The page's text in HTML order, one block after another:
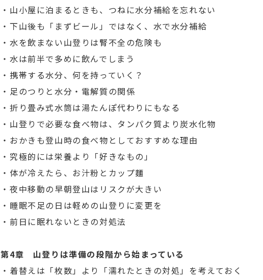
・山小屋に泊まるときも、つねに水分補給を忘れない
・下山後も「まずビール」ではなく、水で水分補給
・水を飲まない山登りは腎不全の危険も
・水は前半で多めに飲んでしまう
・携帯する水分、何を持っていく？
・足のつりと水分・電解質の関係
・折り畳み式水筒は湯たんぽ代わりにもなる
・山登りで必要な食べ物は、タンパク質より炭水化物
・おかきも登山時の食べ物としておすすめな理由
・究極的には栄養より「好きなもの」
・体が冷えたら、お汁粉とカップ麵
・夜中移動の早朝登山はリスクが大きい
・睡眠不足の日は軽めの山登りに変更を
・前日に眠れないときの対処法
第4章 山登りは準備の段階から始まっている
・着替えは「枚数」より「濡れたときの対処」を考えておく